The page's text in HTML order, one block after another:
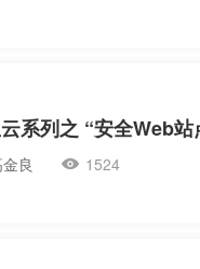
系列之 “安全Web
良 1524